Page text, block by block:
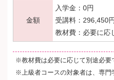
金額
入学金：0円
受講料：296,450
教材費：必要に応
※教材費は必要に応じて別途必要
※上級者コースの対象者は、専